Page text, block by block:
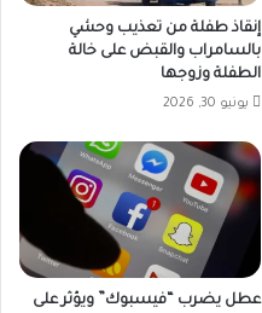
إنقاذ طفلة من تعذيب وحشي
بالسامراب والقبض على خالة
الطفلة وزوجها
يونيو 30, 2026
عطل يضرب “فيسبوك” ويؤثر على